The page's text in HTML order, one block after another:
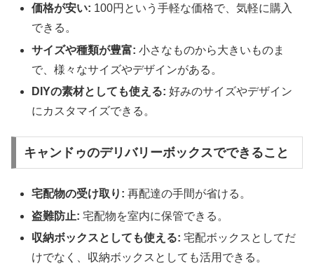
価格が安い: 100円という手軽な価格で、気軽に購入
できる。
サイズや種類が豊富: 小さなものから大きいものま
で、様々なサイズやデザインがある。
DIYの素材としても使える: 好みのサイズやデザイン
にカスタマイズできる。
キャンドゥのデリバリーボックスでできること
宅配物の受け取り: 再配達の手間が省ける。
盗難防止: 宅配物を室内に保管できる。
収納ボックスとしても使える: 宅配ボックスとしてだ
けでなく、収納ボックスとしても活用できる。